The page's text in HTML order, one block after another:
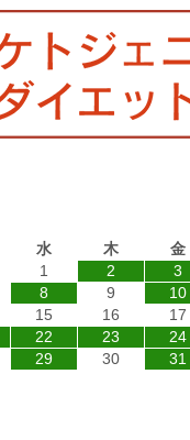
水 木 金
1
2 3
8 9 10
15 16 17
22 23 24
29 30
31